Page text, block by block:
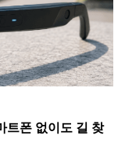
트폰 없이도 길 찾